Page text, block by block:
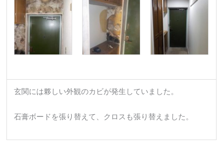
玄関には夥しい外観のカビが発生していました。
石膏ボードを張り替えて、クロスも張り替えました。